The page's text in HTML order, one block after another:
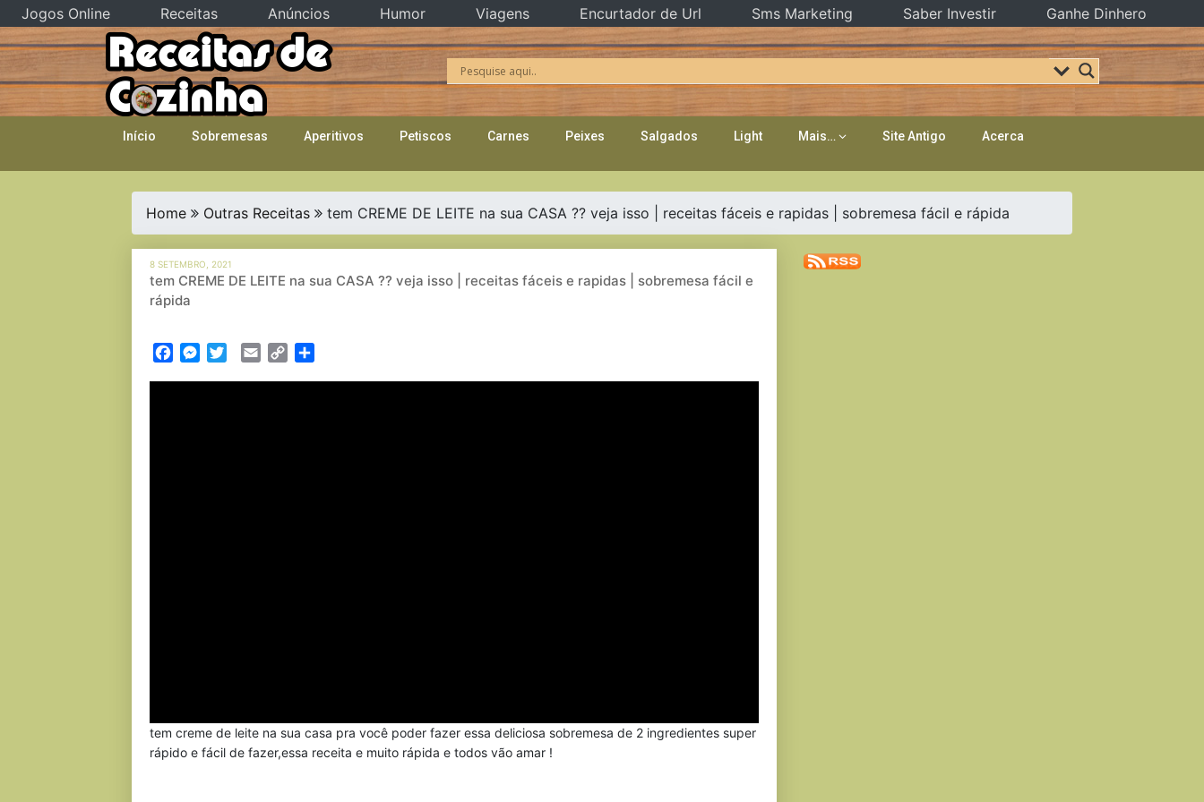
Skip
to
content
Início Sobremesas Aperitivos Petiscos Carnes Peixes Salgados Light Mais… Site Antigo Acerca
Home Outras Receitas tem CREME DE LEITE na sua CASA ?? veja isso | receitas fáceis e rapidas | sobremesa fácil e rápida
8 SETEMBRO, 2021
tem CREME DE LEITE na sua CASA ?? veja isso | receitas fáceis e rapidas | sobremesa fácil e
rápida
FacebookMessenger
TwitterEmail Copy
tem creme de leite na sua casa pra você poder fazer essa deliciosa sobremesa de 2 ingredientes super
rápido e fácil de fazer,essa receita e muito rápida e todos vão amar !
Jogos Online Receitas Anúncios Humor Viagens Encurtador de Url Sms Marketing Saber Investir Ganhe Dinhero